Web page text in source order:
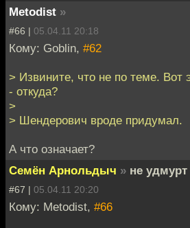
Metodist »
#66 | 05.04.11 20:18
Кому: Goblin, #62
> Извините, что не по теме. Вот
- откуда?
>
> Шендерович вроде придумал.
А что означает?
Семён Арнольдыч » не удмурт
#67 | 05.04.11 20:20
Кому: Metodist, #66